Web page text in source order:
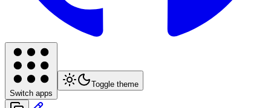
Switch apps
Toggle theme